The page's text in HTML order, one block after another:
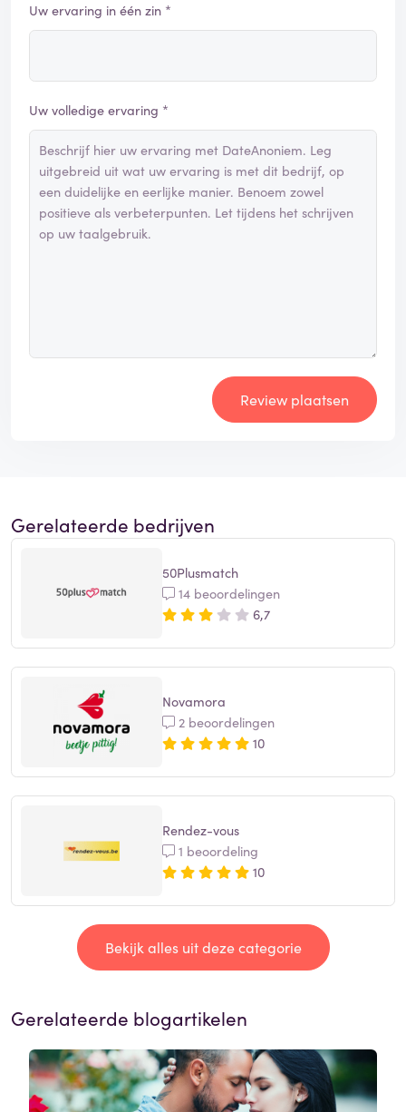
Uw ervaring in één zin *
Uw volledige ervaring *
Review plaatsen
Gerelateerde bedrijven
50Plusmatch
14 beoordelingen
6,7
Novamora
2 beoordelingen
10
Rendez-vous
1 beoordeling
10
Bekijk alles uit deze categorie
Gerelateerde blogartikelen